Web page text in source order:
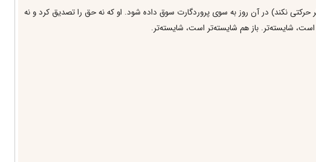
نكند) در آن روز به سوى پروردگارت سوق داده شود. او كه نه حق را تصديق كرد و نه
شايسته‌تر. باز هم شايسته‌تر است، شايسته‌تر.